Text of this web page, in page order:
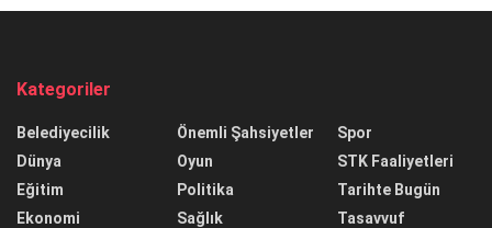
Kategoriler
Belediyecilik
Dünya
Eğitim
Ekonomi
Önemli Şahsiyetler
Oyun
Politika
Sağlık
Spor
STK Faaliyetleri
Tarihte Bugün
Tasavvuf